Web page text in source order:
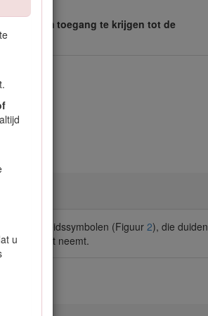
u
om toegang te krijgen tot de
veiligheids­symbolen (Figuur 2), die duiden
niet in acht neemt.